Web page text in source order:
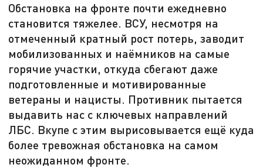
Обстановка на фронте почти ежедневно
становится тяжелее. ВСУ, несмотря на
отмеченный кратный рост потерь, заводит
мобилизованных и наёмников на самые
горячие участки, откуда сбегают даже
подготовленные и мотивированные
ветераны и нацисты. Противник пытается
выдавить нас с ключевых направлений
ЛБС. Вкупе с этим вырисовывается ещё куда
более тревожная обстановка на самом
неожиданном фронте.